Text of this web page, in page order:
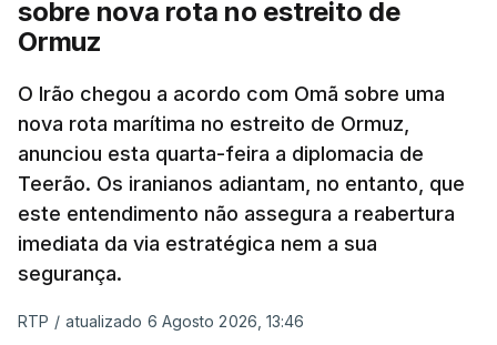
militar deverá ficar nos 60 por cento de
território de Gaza que Israel controla e a cerca
de 1,5 quilómetros da fronteira com Israel.
Permite, desta forma, uma extração rápida em
caso de ataque.
Segundo um funcionário do Conselho de Paz, a
organização está na “fase final de preparação de
sobre nova rota no estreito de
Ormuz
O Irão chegou a acordo com Omã sobre uma
nova rota marítima no estreito de Ormuz,
anunciou esta quarta-feira a diplomacia de
Teerão. Os iranianos adiantam, no entanto, que
este entendimento não assegura a reabertura
imediata da via estratégica nem a sua
segurança.
RTP / atualizado 6 Agosto 2026, 13:46